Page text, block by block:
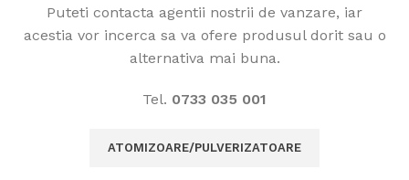
Puteti contacta agentii nostrii de vanzare, iar
acestia vor incerca sa va ofere produsul dorit sau o
alternativa mai buna.
Tel. 0733 035 001
ATOMIZOARE/PULVERIZATOARE